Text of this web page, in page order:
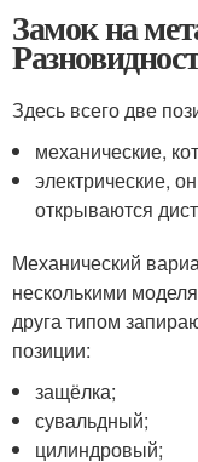
Замок на
Здесь всего две
механические,
электрические,
открываются
Механический
несколькими
друга типом
позиции:
защёлка;
сувальдный;
цилиндровый;